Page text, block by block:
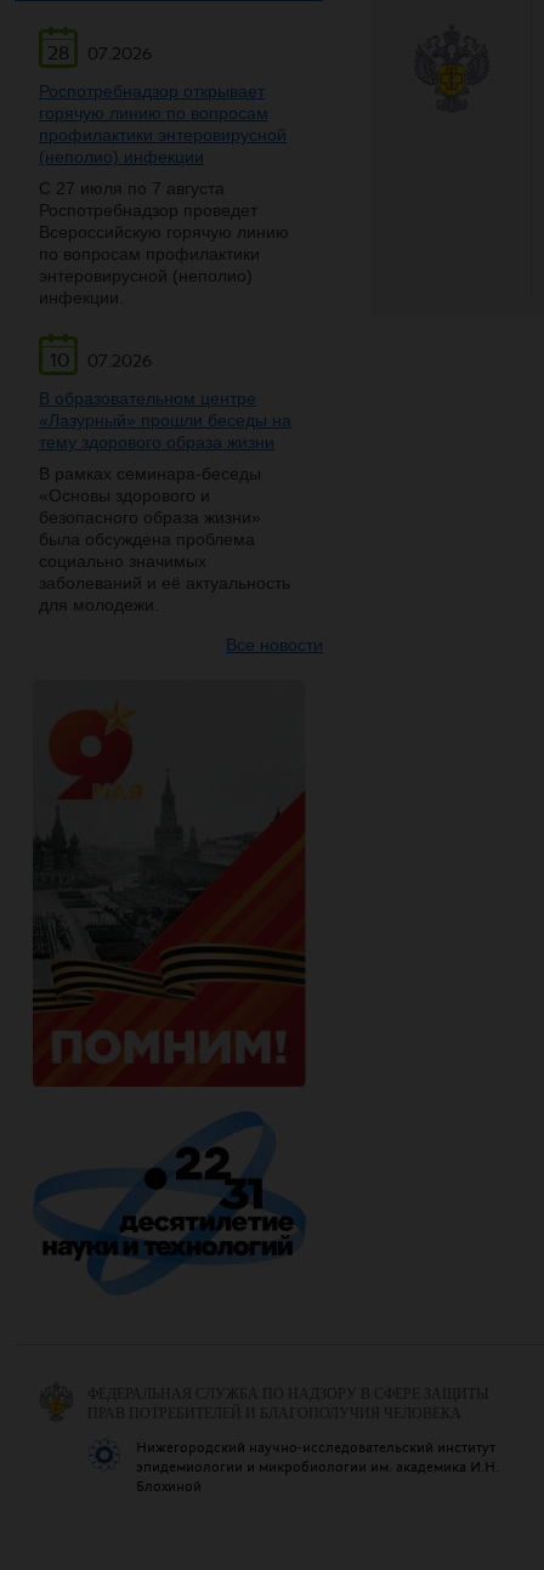
28
07.2026
Роспотребнадзор открывает
горячую линию по вопросам
профилактики энтеровирусной
(неполио) инфекции
С 27 июля по 7 августа
Роспотребнадзор проведет
Всероссийскую горячую линию
по вопросам профилактики
энтеровирусной (неполио)
инфекции.
10
07.2026
В образовательном центре
«Лазурный» прошли беседы на
тему здорового образа жизни
В рамках семинара-беседы
«Основы здорового и
безопасного образа жизни»
была обсуждена проблема
социально значимых
заболеваний и её актуальность
для молодежи.
Все новости
ФЕДЕРАЛЬНАЯ СЛУЖБА ПО НАДЗОРУ В СФЕРЕ ЗАЩИТЫ
ПРАВ ПОТРЕБИТЕЛЕЙ И БЛАГОПОЛУЧИЯ ЧЕЛОВЕКА
Нижегородский научно-исследовательский институт
эпидемиологии и микробиологии им. академика И.Н.
Блохиной